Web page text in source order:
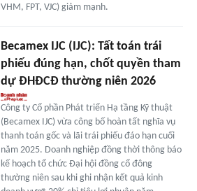
VHM, FPT, VJC) giảm mạnh.
Becamex IJC (IJC): Tất toán trái
phiếu đúng hạn, chốt quyền tham
dự ĐHĐCĐ thường niên 2026
Công ty Cổ phần Phát triển Hạ tầng Kỹ thuật
(Becamex IJC) vừa công bố hoàn tất nghĩa vụ
thanh toán gốc và lãi trái phiếu đáo hạn cuối
năm 2025. Doanh nghiệp đồng thời thông báo
kế hoạch tổ chức Đại hội đồng cổ đông
thường niên sau khi ghi nhận kết quả kinh